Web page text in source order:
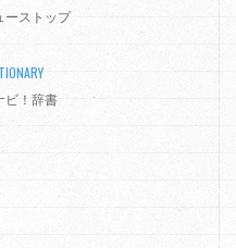
ーストップ
ビ！辞書